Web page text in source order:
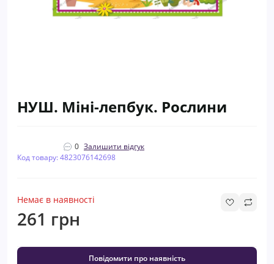
НУШ. Міні-лепбук. Рослини
0 Залишити відгук
Код товару: 4823076142698
Немає в наявності
261 грн
Повідомити про наявність